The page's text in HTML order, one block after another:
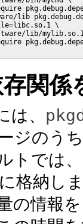
lib
\
lib/
関係
、
ジのう
トでは、
に格納し
の情報